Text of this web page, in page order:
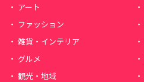
アート
ファッション
雑貨・インテリア
グルメ
観光・地域